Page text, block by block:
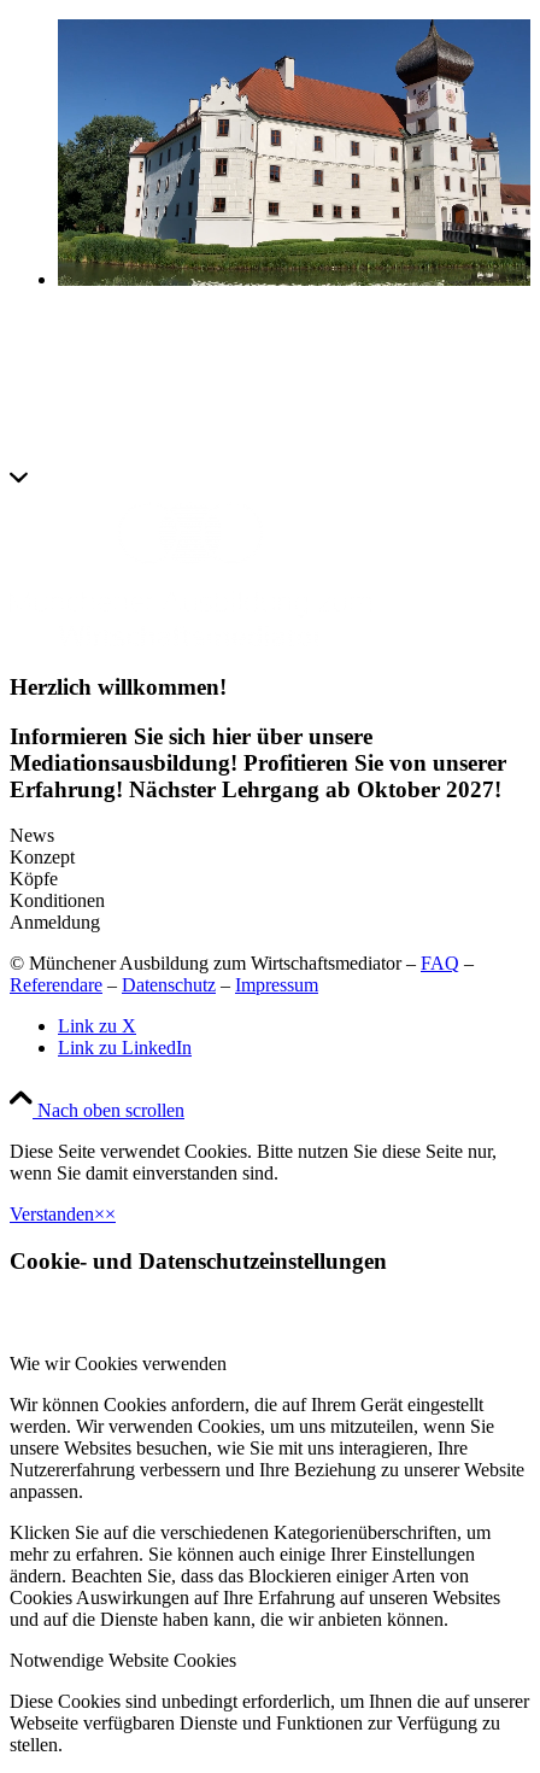
Herzlich willkommen!
Informieren Sie sich hier über unsere
Mediationsausbildung! Profitieren Sie von unserer
Erfahrung! Nächster Lehrgang ab Oktober 2027!
News
Konzept
Köpfe
Konditionen
Anmeldung
© Münchener Ausbildung zum Wirtschaftsmediator – FAQ –
Referendare – Datenschutz – Impressum
Link zu X
Link zu LinkedIn
Nach oben scrollen
Diese Seite verwendet Cookies. Bitte nutzen Sie diese Seite nur,
wenn Sie damit einverstanden sind.
Verstanden××
Cookie- und Datenschutzeinstellungen
Wie wir Cookies verwenden
Wir können Cookies anfordern, die auf Ihrem Gerät eingestellt
werden. Wir verwenden Cookies, um uns mitzuteilen, wenn Sie
unsere Websites besuchen, wie Sie mit uns interagieren, Ihre
Nutzererfahrung verbessern und Ihre Beziehung zu unserer Website
anpassen.
Klicken Sie auf die verschiedenen Kategorienüberschriften, um
mehr zu erfahren. Sie können auch einige Ihrer Einstellungen
ändern. Beachten Sie, dass das Blockieren einiger Arten von
Cookies Auswirkungen auf Ihre Erfahrung auf unseren Websites
und auf die Dienste haben kann, die wir anbieten können.
Notwendige Website Cookies
Diese Cookies sind unbedingt erforderlich, um Ihnen die auf unserer
Webseite verfügbaren Dienste und Funktionen zur Verfügung zu
stellen.